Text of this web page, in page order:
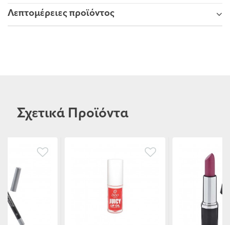
Λεπτομέρειες προϊόντος
Σχετικά Προϊόντα